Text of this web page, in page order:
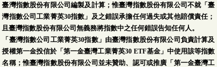
臺灣指數股份有限公司編製及計算；惟臺灣指數股份有限公司不就「臺
灣指數公司工業菁英30指數」及之錯誤承擔任何過失或其他賠償責任；
且臺灣指數股份有限公司無義務將指數中之任何錯誤告知任何人。
「臺灣指數公司工業菁英30指數」由臺灣指數股份有限公司負責計算及
授權第一金投信於「第一金臺灣工業菁英30 ETF基金」中使用該等指數
名稱；惟臺灣指數股份有限公司並未贊助、認可或推廣「第一金臺灣工